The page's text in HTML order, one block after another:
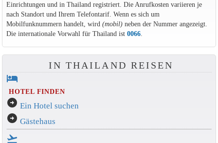
Einrichtungen und in Thailand registriert. Die Anrufkosten variieren je
nach Standort und Ihrem Telefontarif. Wenn es sich um
Mobilfunknummern handelt, wird (mobil)neben der Nummer angezeigt.
Die internationale Vorwahl für Thailand ist 0066.
IN THAILAND REISEN
hotel
HOTEL FINDEN
arrow_circle_right Ein Hotel suchen
arrow_circle_right Gästehaus
flight_takeoff